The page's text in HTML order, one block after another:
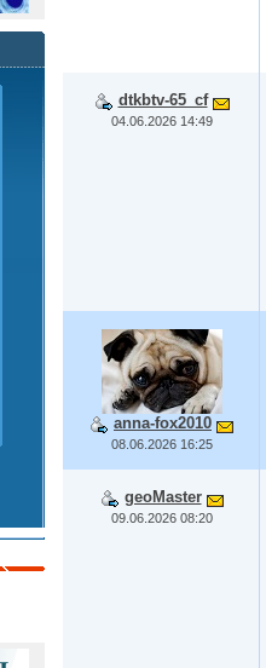
dtkbtv-65_cf
04.06.2026 14:49
anna-fox2010
08.06.2026 16:25
geoMaster
09.06.2026 08:20